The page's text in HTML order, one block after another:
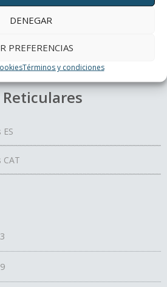
DENEGAR
PREFERENCIAS
Términos y condiciones
CAT